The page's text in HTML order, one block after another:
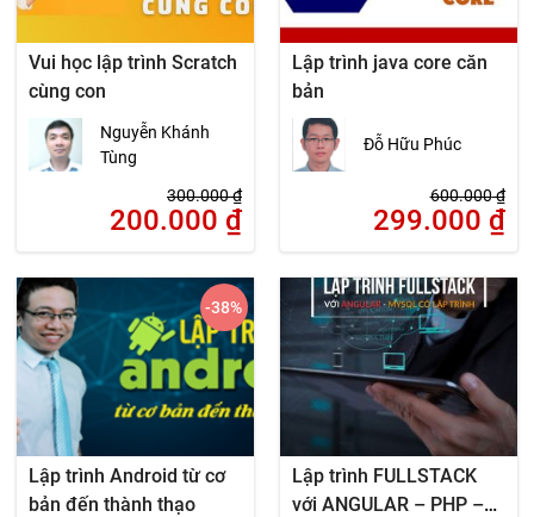
Vui học lập trình Scratch
cùng con
Nguyễn Khánh
Tùng
300.000₫
200.000 ₫
Lập trình java core căn
bản
Đỗ Hữu Phúc
600.000₫
299.000 ₫
Lập trình Android từ cơ
bản đến thành thạo
-38%
Lập trình FULLSTACK
với ANGULAR – PHP –